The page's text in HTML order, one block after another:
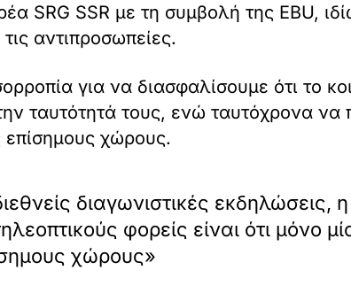
SRG SSR με τη συμβολή της EBU,
αντιπροσωπείες.
για να διασφαλίσουμε ότι το
ταυτότητά τους, ενώ ταυτόχρονα
χώρους.
διαγωνιστικές εκδηλώσεις, η
φορείς είναι ότι μόνο
χώρους»